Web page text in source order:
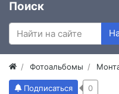
Поиск
Фотоальбомы
Подписаться 0